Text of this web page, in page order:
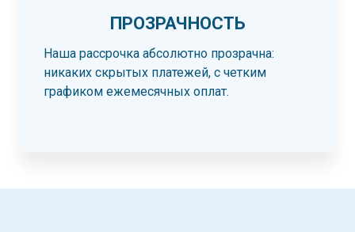
ПРОЗРАЧНОСТЬ
Наша рассрочка абсолютно прозрачна:
никаких скрытых платежей, с четким
графиком ежемесячных оплат.